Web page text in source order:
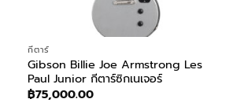
กีตาร์
Gibson Billie Joe Armstrong Les
Paul Junior กีตาร์ซิกเนเจอร์
฿75,000.00